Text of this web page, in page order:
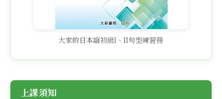
大家的日本語初級I、II句型練習冊
上課須知